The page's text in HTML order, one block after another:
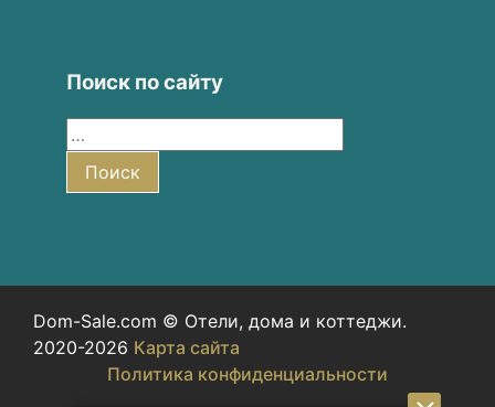
Поиск по сайту
Поиск
Dom-Sale.com © Отели, дома и коттеджи.
2020-2026 Карта сайта
Политика конфиденциальности